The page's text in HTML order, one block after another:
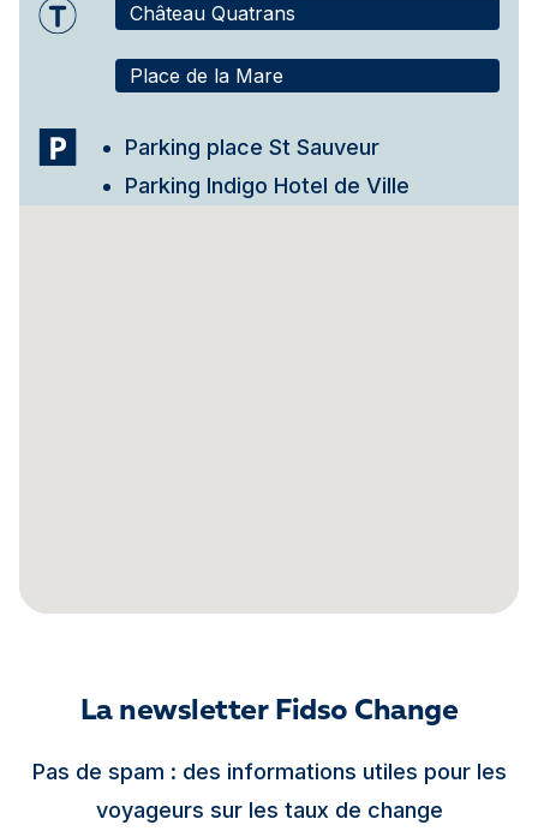
Château Quatrans
Place de la Mare
Parking place St Sauveur
Parking Indigo Hotel de Ville
La newsletter Fidso Change
Pas de spam : des informations utiles pour les
voyageurs sur les taux de change